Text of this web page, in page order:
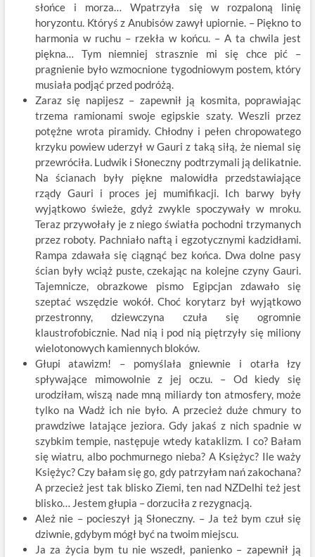
słońce i morza… Wpatrzyła się w rozpaloną linię
horyzontu. Któryś z Anubisów zawył upiornie. – Piękno to
harmonia w ruchu – rzekła w końcu. – A ta chwila jest
piękna… Tym niemniej strasznie mi się chce pić –
pragnienie było wzmocnione tygodniowym postem, który
musiała podjąć przed podróżą.
Zaraz się napijesz – zapewnił ją kosmita, poprawiając
trzema ramionami swoje egipskie szaty. Weszli przez
potężne wrota piramidy. Chłodny i pełen chropowatego
krzyku powiew uderzył w Gauri z taką siłą, że niemal się
przewróciła. Ludwik i Słoneczny podtrzymali ją delikatnie.
Na ścianach były piękne malowidła przedstawiające
rządy Gauri i proces jej mumifikacji. Ich barwy były
wyjątkowo świeże, gdyż zwykle spoczywały w mroku.
Teraz przywołały je z niego światła pochodni trzymanych
przez roboty. Pachniało naftą i egzotycznymi kadzidłami.
Rampa zdawała się ciągnąć bez końca. Dwa dolne pasy
ścian były wciąż puste, czekając na kolejne czyny Gauri.
Tajemnicze, obrazkowe pismo Egipcjan zdawało się
szeptać wszędzie wokół. Choć korytarz był wyjątkowo
przestronny, dziewczyna czuła się ogromnie
klaustrofobicznie. Nad nią i pod nią piętrzyły się miliony
wielotonowych kamiennych bloków.
Głupi atawizm! – pomyślała gniewnie i otarła łzy
spływające mimowolnie z jej oczu. – Od kiedy się
urodziłam, wiszą nade mną miliardy ton atmosfery, może
tylko na Wadż ich nie było. A przecież duże chmury to
prawdziwe latające jeziora. Gdy jakaś z nich spadnie w
szybkim tempie, następuje wtedy kataklizm. I co? Bałam
się wiatru, albo pochmurnego nieba? A Księżyc? Ile waży
Księżyc? Czy bałam się go, gdy patrzyłam nań zakochana?
A przecież jest tak blisko Ziemi, ten nad NZDelhi też jest
blisko… Jestem głupia – dorzuciła z rezygnacją.
Ależ nie – pocieszył ją Słoneczny. – Ja też bym czuł się
dziwnie, gdybym mógł być na twoim miejscu.
Ja za życia bym tu nie wszedł, panienko – zapewnił ją